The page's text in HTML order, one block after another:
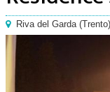
Riva del Garda(